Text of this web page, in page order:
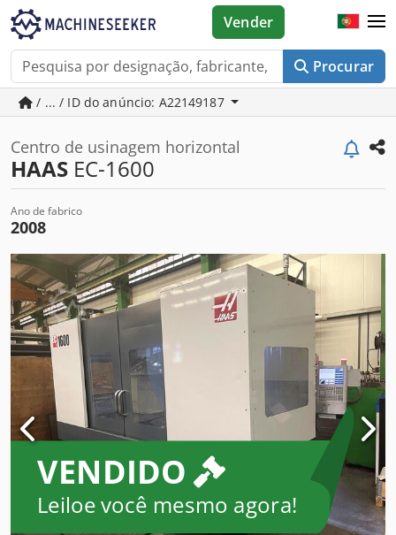
Procurar
Vender
/ ... / ID do anúncio: A22149187
Centro de usinagem horizontal
HAAS EC-1600
Ano de fabrico
2008
VENDIDO
Leiloe você mesmo agora!